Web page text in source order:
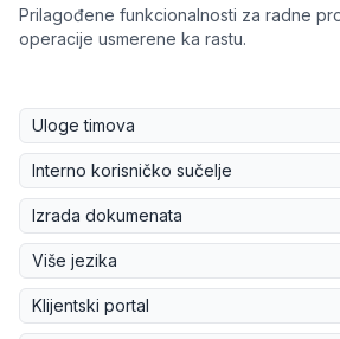
Prilagođene funkcionalnosti za radne
operacije usmerene ka rastu.
Uloge timova
Interno korisničko sučelje
Izrada dokumenata
Više jezika
Klijentski portal